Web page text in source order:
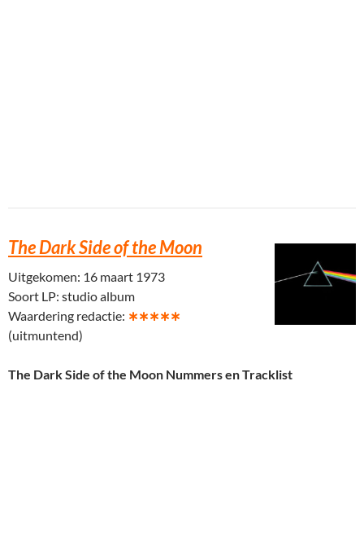
The Dark Side of the Moon
Uitgekomen: 16 maart 1973
Soort LP: studio album
Waardering redactie: ∗∗∗∗∗
(uitmuntend)
The Dark Side of the Moon Nummers en Tracklist